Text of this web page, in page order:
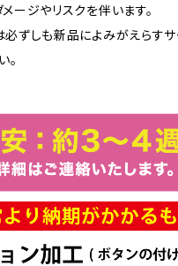
ージやリスクを伴います。
ずしも新品によみがえらす
。